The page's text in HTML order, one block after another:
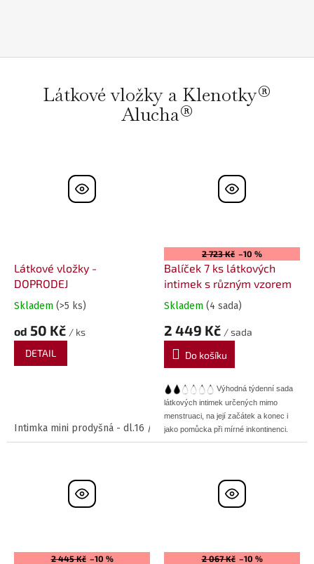
Látkové vložky a Klenotky®
Alucha®
Látkové vložky -
DOPRODEJ
Skladem (>5 ks)
od 50 Kč / ks
DETAIL
Intimka mini prodyšná - dl.16 / š.5 cm - černý bavlněný úplet /
2 723 Kč –10 %
Balíček 7 ks látkových
intimek s různým vzorem
Skladem (4 sada)
2 449 Kč / sada
Do košíku
Výhodná týdenní sada
látkových intimek určených mimo
menstruaci, na její začátek a konec i
jako pomůcka při mírné inkontinenci.
2 445 Kč –10 % 2 067 Kč –10 %